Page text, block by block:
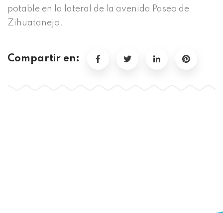
potable en la lateral de la avenida Paseo de
Zihuatanejo.
Compartir en: